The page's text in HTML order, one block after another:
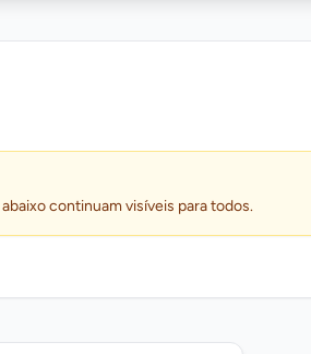
continuam visíveis para todos.